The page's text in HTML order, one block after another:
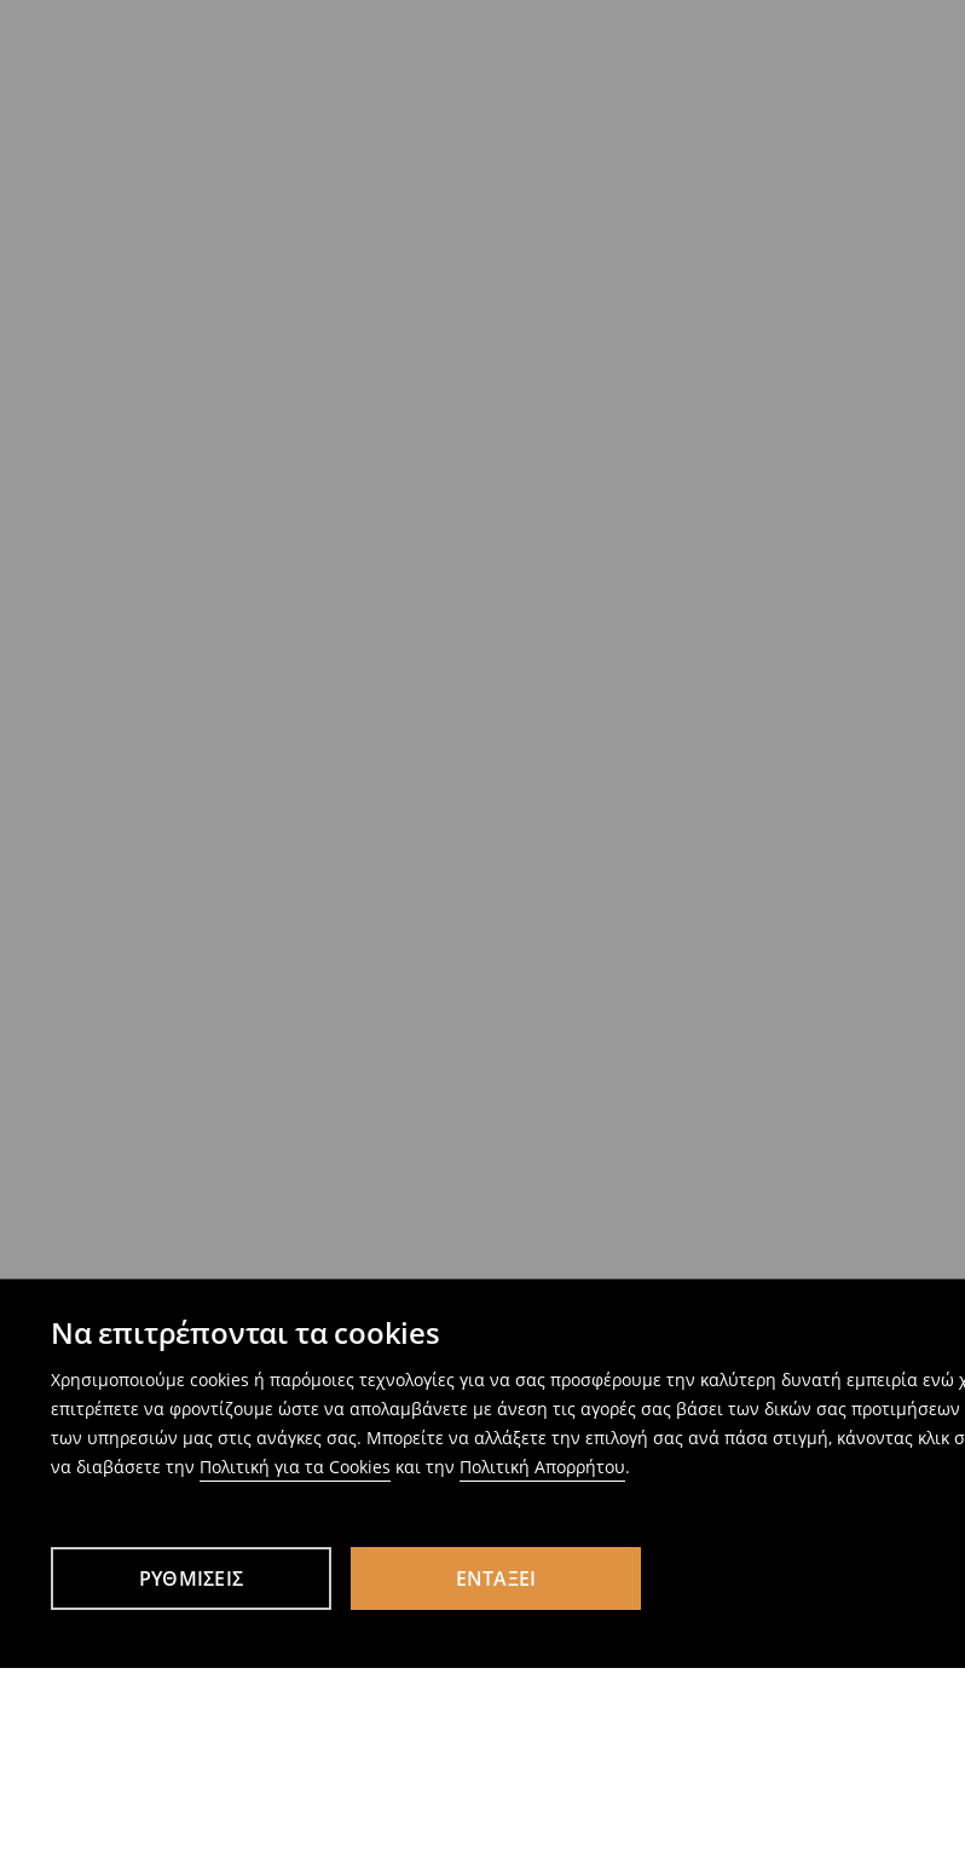
Να επιτρέπονται τα cookies
Χρησιμοποιούμε cookies ή παρόμοιες τεχνολογίες για να σας προσφέρουμε την καλύτερη δυνατή εμπειρία
επιτρέπετε να φροντίζουμε ώστε να απολαμβάνετε με άνεση τις αγορές σας βάσει των δικών σας
των υπηρεσιών μας στις ανάγκες σας. Μπορείτε να αλλάξετε την επιλογή σας ανά πάσα στιγμή, κάνοντας κλικ
να διαβάσετε την Πολιτική για τα Cookies και την Πολιτική Απορρήτου.
ΡΥΘΜΊΣΕΙΣ ΕΝΤΆΞΕΙ